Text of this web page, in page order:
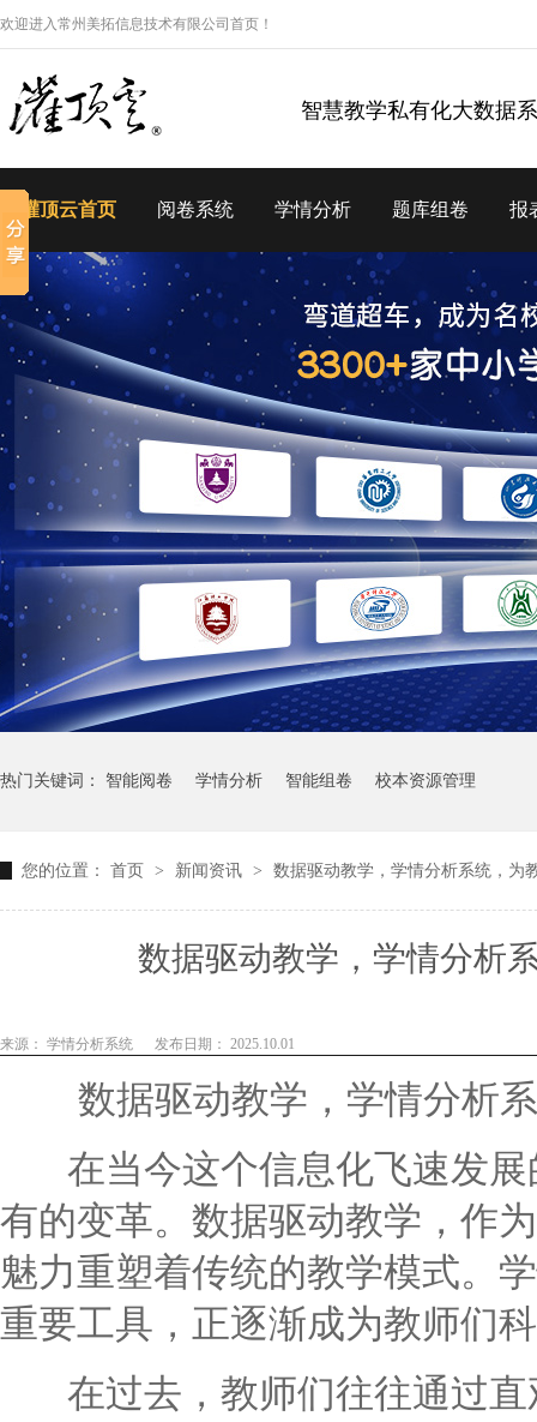
欢迎进入常州美拓信息技术有限公司首页！
智慧教学私有化大数据
灌顶云首页 阅卷系统 学情分析 题库组卷 报
热门关键词： 智能阅卷 学情分析 智能组卷 校本资源管理
您的位置： 首页 > 新闻资讯 > 数据驱动教学，学情分析系统，为
数据驱动教学，学情分析
来源： 学情分析系统 发布日期： 2025.10.01
数据驱动教学，学情分析
在当今这个信息化飞速发展
有的变革。数据驱动教学，作
魅力重塑着传统的教学模式。
重要工具，正逐渐成为教师们
在过去，教师们往往通过直